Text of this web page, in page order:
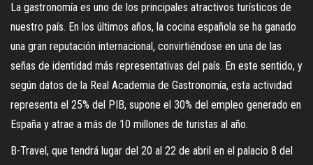
La gastronomía es uno de los principales atractivos turísticos de
nuestro país. En los últimos años, la cocina española se ha ganado
una gran reputación internacional, convirtiéndose en una de las
señas de identidad más representativas del país. En este sentido, y
según datos de la Real Academia de Gastronomía, esta actividad
representa el 25% del PIB, supone el 30% del empleo generado en
España y atrae a más de 10 millones de turistas al año.
B-Travel, que tendrá lugar del 20 al 22 de abril en el palacio 8 del